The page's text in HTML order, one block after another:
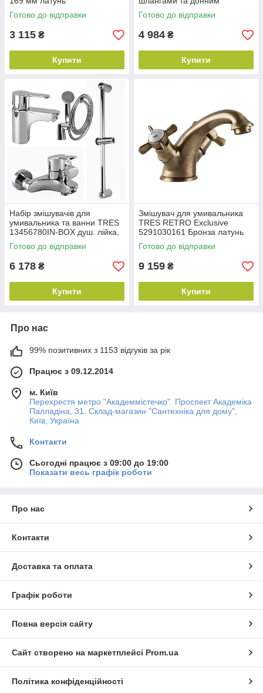
Готово до відправки
3 115 ₴
Купити
клапаном латунь
Готово до відправки
4 984 ₴
Купити
Набір змішувачів для
умивальника та ванни TRES
13456780IN-BOX душ. лійка,
шланг, штанга латунь
Готово до відправки
6 178 ₴
Купити
Змішувач для умивальника
TRES RETRO Exclusive
5291030161 Бронза латунь
Готово до відправки
9 159 ₴
Купити
Про нас
99% позитивних з 1153 відгуків за рік
Працює з 09.12.2014
м. Київ
Перехрестя метро "Академмістечко". Проспект Академіка
Палладіна, 31. Склад-магазин "Сантехніка для дому",
Київ, Україна
Контакти
Сьогодні працює з 09:00 до 19:00
Показати весь графік роботи
Про нас
Контакти
Доставка та оплата
Графік роботи
Повна версія сайту
Сайт створено на маркетплейсі Prom.ua
Політика конфіденційності